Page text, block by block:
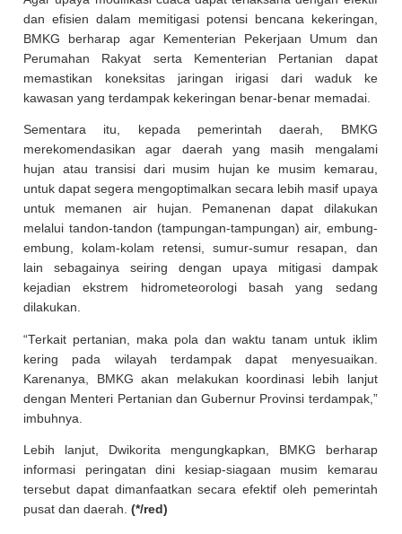
dan efisien dalam memitigasi potensi bencana kekeringan,
BMKG berharap agar Kementerian Pekerjaan Umum dan
Perumahan Rakyat serta Kementerian Pertanian dapat
memastikan koneksitas jaringan irigasi dari waduk ke
kawasan yang terdampak kekeringan benar-benar memadai.
Sementara itu, kepada pemerintah daerah, BMKG
merekomendasikan agar daerah yang masih mengalami
hujan atau transisi dari musim hujan ke musim kemarau,
untuk dapat segera mengoptimalkan secara lebih masif upaya
untuk memanen air hujan. Pemanenan dapat dilakukan
melalui tandon-tandon (tampungan-tampungan) air, embung-
embung, kolam-kolam retensi, sumur-sumur resapan, dan
lain sebagainya seiring dengan upaya mitigasi dampak
kejadian ekstrem hidrometeorologi basah yang sedang
dilakukan.
“Terkait pertanian, maka pola dan waktu tanam untuk iklim
kering pada wilayah terdampak dapat menyesuaikan.
Karenanya, BMKG akan melakukan koordinasi lebih lanjut
dengan Menteri Pertanian dan Gubernur Provinsi terdampak,”
imbuhnya.
Lebih lanjut, Dwikorita mengungkapkan, BMKG berharap
informasi peringatan dini kesiap-siagaan musim kemarau
tersebut dapat dimanfaatkan secara efektif oleh pemerintah
pusat dan daerah.(*/red)